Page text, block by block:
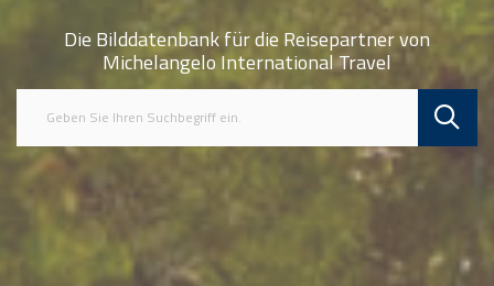
Die Bilddatenbank für die Reisepartner von
Michelangelo International Travel